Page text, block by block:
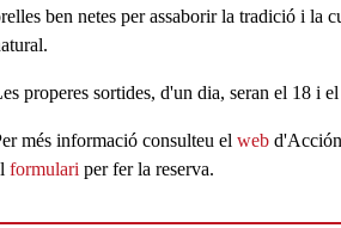
ben netes per assaborir la tradició i la
properes sortides, d'un dia, seran el 18 i
més informació consulteu el web
formulari per fer la reserva.